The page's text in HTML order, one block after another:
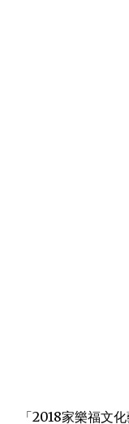
「2018家樂福文